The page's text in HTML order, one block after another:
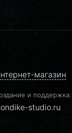
магазин
и поддержка:
studio.ru